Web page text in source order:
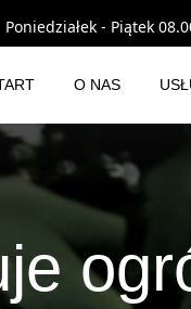
Poniedziałek - Piątek
O NAS